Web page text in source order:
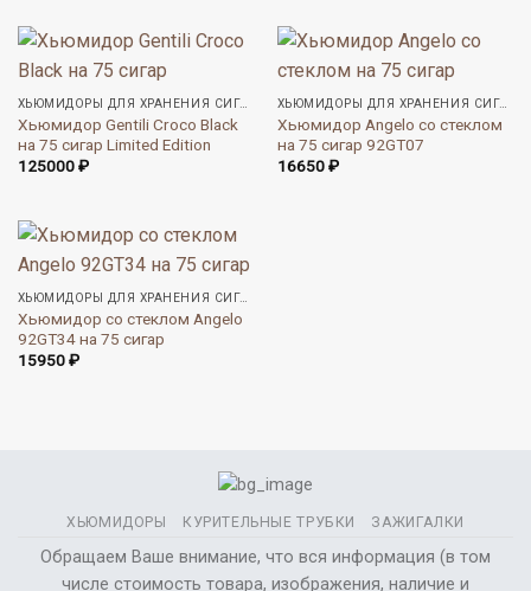
ХЬЮМИДОРЫ ДЛЯ ХРАНЕНИЯ СИГАР
Хьюмидор Gentili Croco Black
на 75 сигар Limited Edition
125000₽
ХЬЮМИДОРЫ ДЛЯ ХРАНЕНИЯ СИГАР
Хьюмидор Angelo со стеклом
на 75 сигар 92GT07
16650₽
ХЬЮМИДОРЫ ДЛЯ ХРАНЕНИЯ СИГАР
Хьюмидор со стеклом Angelo
92GT34 на 75 сигар
15950₽
ХЬЮМИДОРЫ КУРИТЕЛЬНЫЕ ТРУБКИ ЗАЖИГАЛКИ
Обращаем Ваше внимание, что вся информация (в том
числе стоимость товара, изображения, наличие и